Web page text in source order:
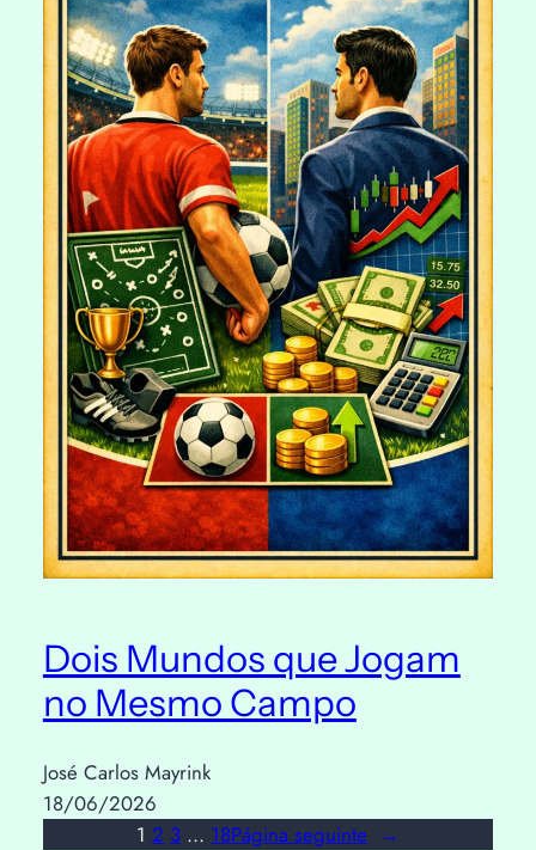
Dois Mundos que Jogam
no Mesmo Campo
José Carlos Mayrink
18/06/2026
1 2 3 … 18Página seguinte →